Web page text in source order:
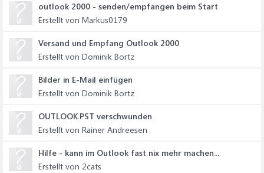
outlook 2000 - senden/empfangen beim Start
Erstellt von Markus0179
Versand und Empfang Outlook 2000
Erstellt von Dominik Bortz
Bilder in E-Mail einfügen
Erstellt von Dominik Bortz
OUTLOOK.PST verschwunden
Erstellt von Rainer Andreesen
Hilfe - kann im Outlook fast nix mehr machen...
Erstellt von 2cats